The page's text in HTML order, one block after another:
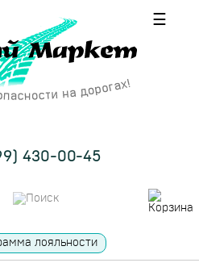
☰
430-00-45
лояльности